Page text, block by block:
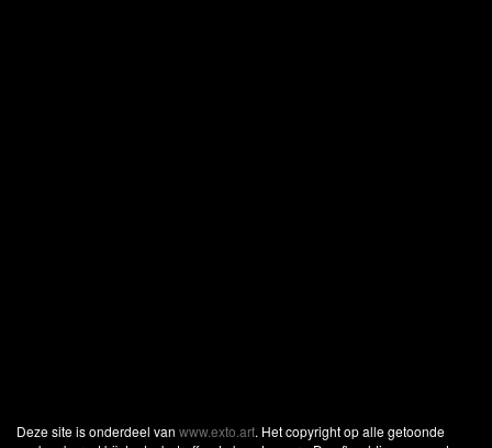
Deze site is onderdeel van www.exto.art. Het copyright op alle getoonde